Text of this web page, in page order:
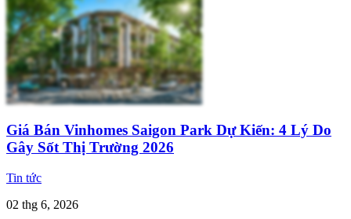
Giá Bán Vinhomes Saigon Park Dự Kiến: 4 Lý Do
Gây Sốt Thị Trường 2026
Tin tức
02 thg 6, 2026